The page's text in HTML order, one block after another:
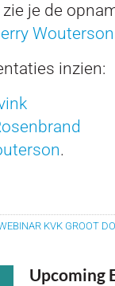
je de
inzien:
.
KVK GROOT
Upcoming